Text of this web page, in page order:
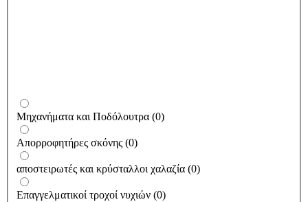
Μηχανήματα και Ποδόλουτρα (0)
Απορροφητήρες σκόνης (0)
αποστειρωτές και κρύσταλλοι χαλαζία (0)
Επαγγελματικοί τροχοί νυχιών (0)